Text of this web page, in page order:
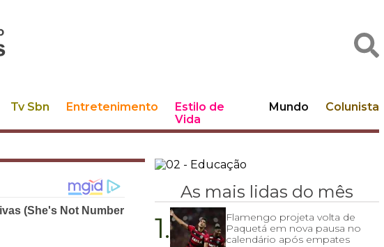
Tv Sbn Entretenimento
Estilo de
Vida
Mundo Colunista
As mais lidas do mês
1.
Flamengo projeta volta de
Paquetá em nova pausa no
calendário após empates